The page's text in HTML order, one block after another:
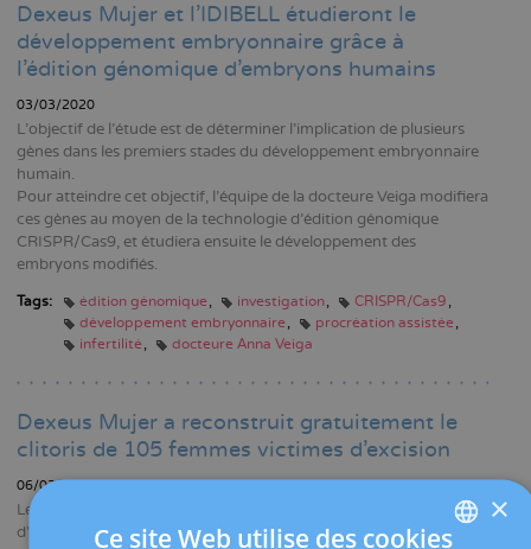
Dexeus Mujer et l'IDIBELL étudieront le
développement embryonnaire grâce à
l'édition génomique d'embryons humains
03/03/2020
L'objectif de l'étude est de déterminer l'implication de plusieurs
gènes dans les premiers stades du développement embryonnaire
humain.
Pour atteindre cet objectif, l'équipe de la docteure Veiga modifiera
ces gènes au moyen de la technologie d'édition génomique
CRISPR/Cas9, et étudiera ensuite le développement des
embryons modifiés.
Tags: édition génomique investigation
CRISPR/Cas9
développement embryonnaire
procréation assistée
infertilité
docteure Anna Veiga
Dexeus Mujer a reconstruit gratuitement le
clitoris de 105 femmes victimes d’excision
06/02/2020
Le Programme de reconstruction génitale fait partie de la mission
d’aide sociale de la Fondation Dexeus Mujer. Il est dirigé par le Dr
×
Ce site Web utilise des cookies